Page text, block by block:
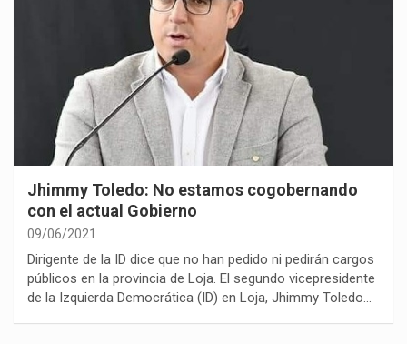
Jhimmy Toledo: No estamos cogobernando
con el actual Gobierno
09/06/2021
Dirigente de la ID dice que no han pedido ni pedirán cargos
públicos en la provincia de Loja. El segundo vicepresidente
de la Izquierda Democrática (ID) en Loja, Jhimmy Toledo…